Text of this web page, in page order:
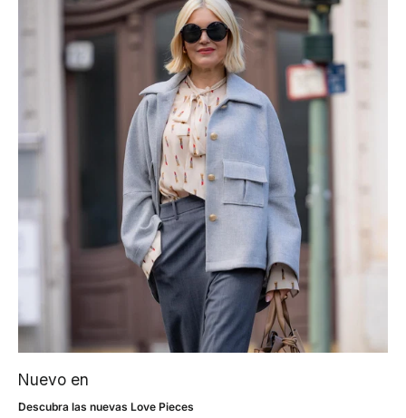
Nuevo en
Descubra las nuevas Love Pieces